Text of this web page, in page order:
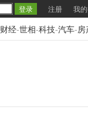
注册 我
财经-世相-科技-汽车-房